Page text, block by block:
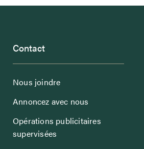
Contact
Nous joindre
Annoncez avec nous
Opérations publicitaires
supervisées